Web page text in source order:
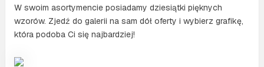
W swoim asortymencie posiadamy dziesiątki pięknych
wzorów. Zjedź do galerii na sam dół oferty i wybierz grafikę,
która podoba Ci się najbardziej!